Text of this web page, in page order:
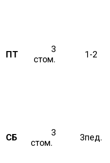
ПТ
3
стом.
1-2
СБ
3
стом.
3пед.